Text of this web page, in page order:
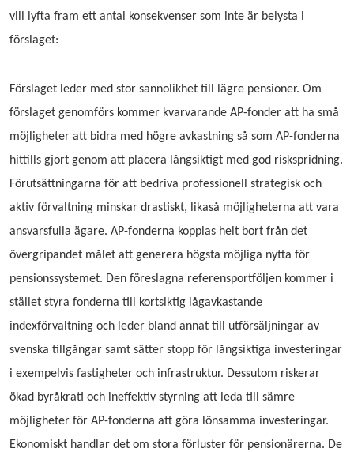
vill lyfta fram ett antal konsekvenser som inte är belysta i
förslaget:
Förslaget leder med stor sannolikhet till lägre pensioner. Om
förslaget genomförs kommer kvarvarande AP-fonder att ha små
möjligheter att bidra med högre avkastning så som AP-fonderna
hittills gjort genom att placera långsiktigt med god riskspridning.
Förutsättningarna för att bedriva professionell strategisk och
aktiv förvaltning minskar drastiskt, likaså möjligheterna att vara
ansvarsfulla ägare. AP-fonderna kopplas helt bort från det
övergripandet målet att generera högsta möjliga nytta för
pensionssystemet. Den föreslagna referensportföljen kommer i
stället styra fonderna till kortsiktig lågavkastande
indexförvaltning och leder bland annat till utförsäljningar av
svenska tillgångar samt sätter stopp för långsiktiga investeringar
i exempelvis fastigheter och infrastruktur. Dessutom riskerar
ökad byråkrati och ineffektiv styrning att leda till sämre
möjligheter för AP-fonderna att göra lönsamma investeringar.
Ekonomiskt handlar det om stora förluster för pensionärerna. De